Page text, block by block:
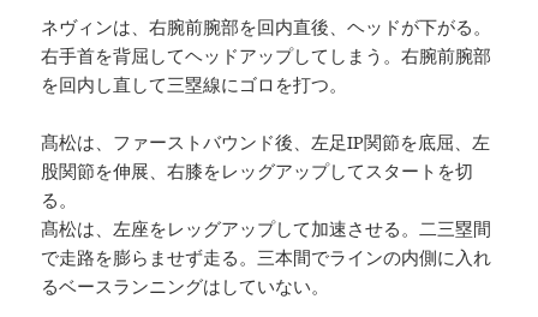
ネヴィンは、右腕前腕部を回内直後、ヘッドが下がる。
右手首を背屈してヘッドアップしてしまう。右腕前腕部
を回内し直して三塁線にゴロを打つ。
髙松は、ファーストバウンド後、左足IP関節を底屈、左
股関節を伸展、右膝をレッグアップしてスタートを切
る。
髙松は、左座をレッグアップして加速させる。二三塁間
で走路を膨らませず走る。三本間でラインの内側に入れ
るベースランニングはしていない。